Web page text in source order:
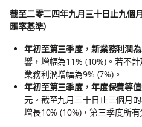
截至二零二四年九月三十日止九個
匯率基準）
年初至第三季度，新業務利潤
響，增幅為11% (10%)。若不
業務利潤增幅為9% (7%)。
年初至第三季度，年度保費等
元。截至九月三十日止三個月
增長10% (10%)，第三季度所有